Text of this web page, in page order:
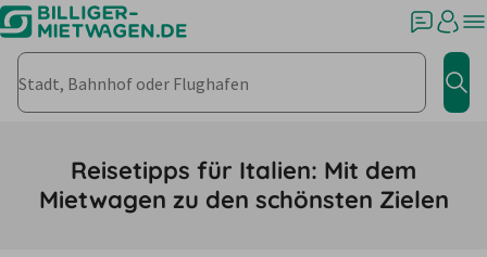
Stadt, Bahnhof oder Flughafen
Reisetipps für Italien: Mit dem
Mietwagen zu den schönsten Zielen